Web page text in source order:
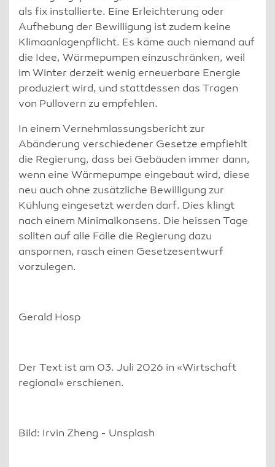
als fix installierte. Eine Erleichterung oder
Aufhebung der Bewilligung ist zudem keine
Klimaanlagenpflicht. Es käme auch niemand auf
die Idee, Wärmepumpen einzuschränken, weil
im Winter derzeit wenig erneuerbare Energie
produziert wird, und stattdessen das Tragen
von Pullovern zu empfehlen.
In einem Vernehmlassungsbericht zur
Abänderung verschiedener Gesetze empfiehlt
die Regierung, dass bei Gebäuden immer dann,
wenn eine Wärmepumpe eingebaut wird, diese
neu auch ohne zusätzliche Bewilligung zur
Kühlung eingesetzt werden darf. Dies klingt
nach einem Minimalkonsens. Die heissen Tage
sollten auf alle Fälle die Regierung dazu
anspornen, rasch einen Gesetzesentwurf
vorzulegen.
Gerald Hosp
Der Text ist am 03. Juli 2026 in «Wirtschaft
regional» erschienen.
Bild: Irvin Zheng - Unsplash